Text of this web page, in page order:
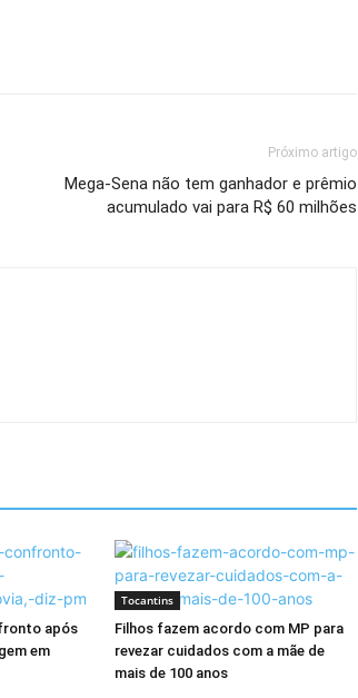
Próximo artigo
Mega-Sena não tem ganhador e prêmio
acumulado vai para R$ 60 milhões
após
em
Tocantins
Filhos fazem acordo com MP para
revezar cuidados com a mãe de
mais de 100 anos